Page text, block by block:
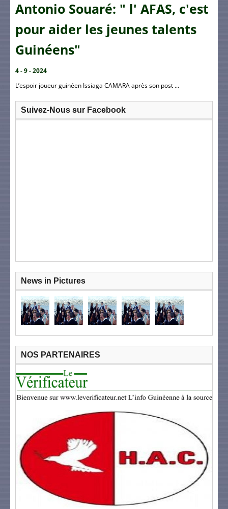
Antonio Souaré: " l' AFAS, c'est
pour aider les jeunes talents
Guinéens"
4 - 9 - 2024
L’espoir joueur guinéen Issiaga CAMARA après son post ...
Suivez-Nous sur Facebook
News in Pictures
NOS PARTENAIRES